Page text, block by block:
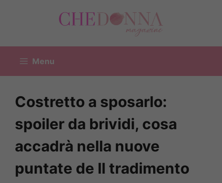
Menu
Costretto a sposarlo:
spoiler da brividi, cosa
accadrà nella nuove
puntate de Il tradimento